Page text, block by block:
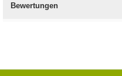
Bewertungen